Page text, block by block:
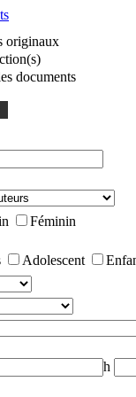
originaux
documents
Féminin
Adolescent
h